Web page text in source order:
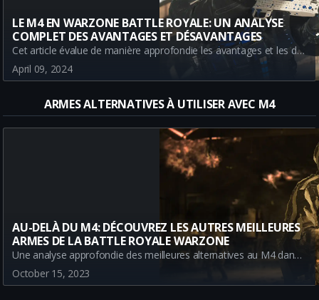
LE M4 EN WARZONE BATTLE ROYALE: UN ANALYSE
COMPLET DES AVANTAGES ET DÉSAVANTAGES
Cet article évalue de manière approfondie les avantages et les désavantages du M4 dans Warzone et fournit un guide utile pour ceux qui cherchent à maximiser leur potentiel avec cette arme.
April 09, 2024
ARMES ALTERNATIVES À UTILISER AVEC M4
AU-DELÀ DU M4: DÉCOUVREZ LES AUTRES MEILLEURES
ARMES DE LA BATTLE ROYALE WARZONE
Une analyse approfondie des meilleures alternatives au M4 dans la Battle Royale Warzone. Découvrez des armes sous-estimées qui peuvent surpasser le M4 dans divers scénarios de combat.
October 15, 2023